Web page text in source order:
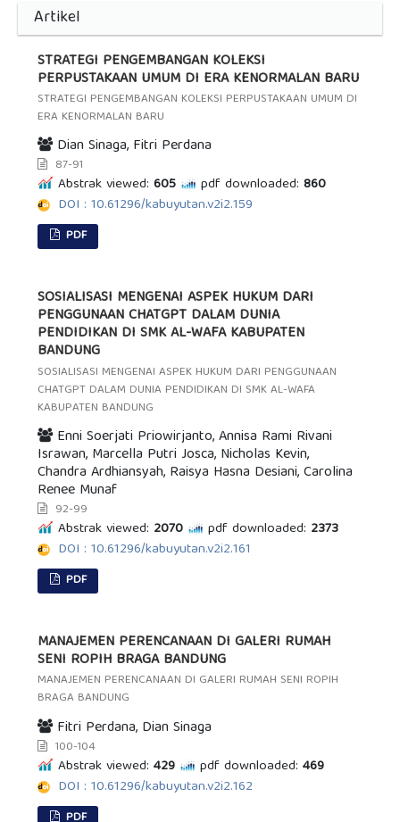
Artikel
STRATEGI PENGEMBANGAN KOLEKSI
PERPUSTAKAAN UMUM DI ERA KENORMALAN BARU
STRATEGI PENGEMBANGAN KOLEKSI PERPUSTAKAAN UMUM DI
ERA KENORMALAN BARU
Dian Sinaga, Fitri Perdana
87-91
Abstrak viewed: 605 pdf downloaded: 860
DOI : 10.61296/kabuyutan.v2i2.159
PDF
SOSIALISASI MENGENAI ASPEK HUKUM DARI
PENGGUNAAN CHATGPT DALAM DUNIA
PENDIDIKAN DI SMK AL-WAFA KABUPATEN
BANDUNG
SOSIALISASI MENGENAI ASPEK HUKUM DARI PENGGUNAAN
CHATGPT DALAM DUNIA PENDIDIKAN DI SMK AL-WAFA
KABUPATEN BANDUNG
Enni Soerjati Priowirjanto, Annisa Rami Rivani
Israwan, Marcella Putri Josca, Nicholas Kevin,
Chandra Ardhiansyah, Raisya Hasna Desiani, Carolina
Renee Munaf
92-99
Abstrak viewed: 2070 pdf downloaded: 2373
DOI : 10.61296/kabuyutan.v2i2.161
PDF
MANAJEMEN PERENCANAAN DI GALERI RUMAH
SENI ROPIH BRAGA BANDUNG
MANAJEMEN PERENCANAAN DI GALERI RUMAH SENI ROPIH
BRAGA BANDUNG
Fitri Perdana, Dian Sinaga
100-104
Abstrak viewed: 429 pdf downloaded: 469
DOI : 10.61296/kabuyutan.v2i2.162
PDF